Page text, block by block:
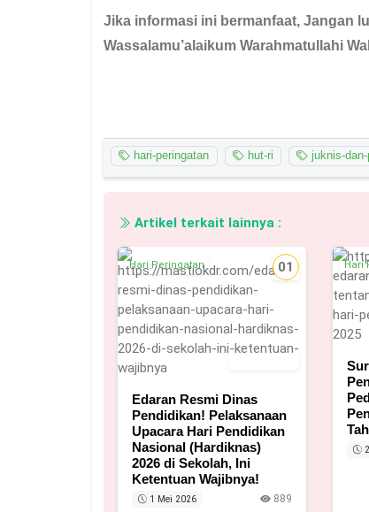
Jika informasi ini bermanfaat, Jangan
Wassalamu’alaikum Warahmatullahi
hari-peringatan hut-ri juknis-
Artikel terkait lainnya :
01
Hari Peringatan
Edaran Resmi Dinas
Pendidikan! Pelaksanaan
Upacara Hari Pendidikan
Nasional (Hardiknas)
2026 di Sekolah, Ini
Ketentuan Wajibnya!
1 Mei 2026 889
Hari